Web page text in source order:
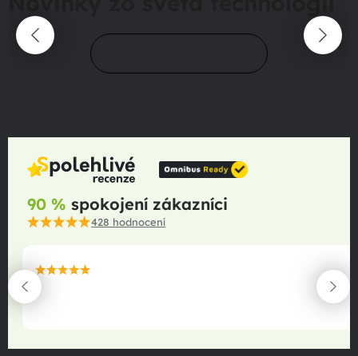
90 % spokojení zákazníci
428 hodnocení
maximální spokojenost
22.06.2025